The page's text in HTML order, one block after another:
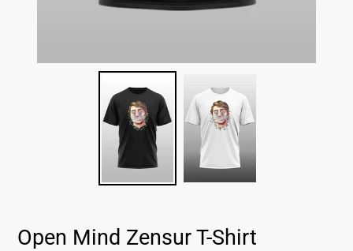
Open Mind Zensur T-Shirt